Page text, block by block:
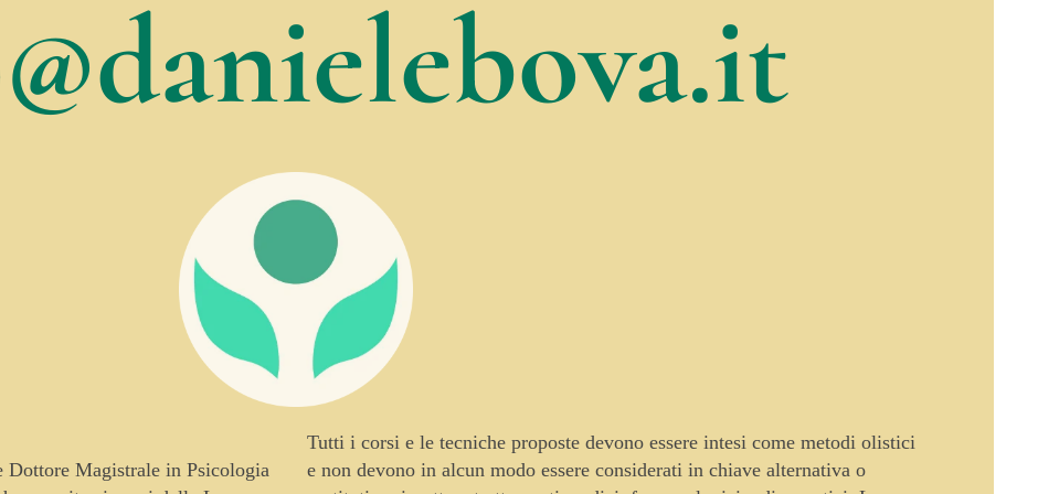
Dottore Magistrale in Psicologia
Tutti i corsi e le tecniche proposte devono essere intesi come metodi olistici
e non devono in alcun modo essere considerati in chiave alternativa o